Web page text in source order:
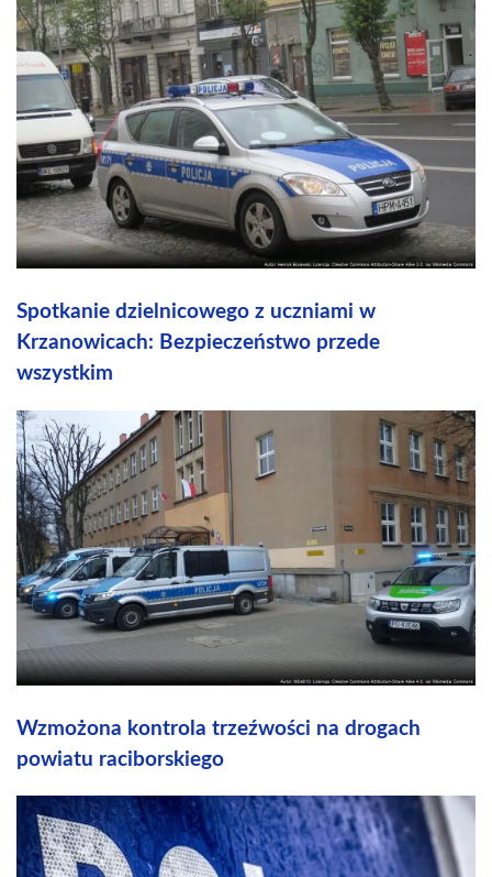
Spotkanie dzielnicowego z uczniami w
Krzanowicach: Bezpieczeństwo przede
wszystkim
Wzmożona kontrola trzeźwości na drogach
powiatu raciborskiego